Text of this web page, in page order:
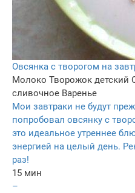
Овсянка с творогом на
Молоко Творожок детский
сливочное Варенье
Мои завтраки не будут
попробовал овсянку с
это идеальное утреннее
энергией на целый день.
раз!
15 мин
–